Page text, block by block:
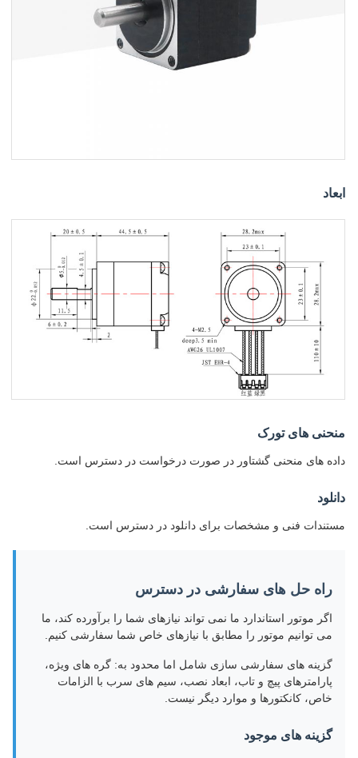
ابعاد
منحنی های تورک
داده های منحنی گشتاور در صورت درخواست در دسترس است.
دانلود
مستندات فنی و مشخصات برای دانلود در دسترس است.
راه حل های سفارشی در دسترس
اگر موتور استاندارد ما نمی تواند نیازهای شما را برآورده کند، ما
می توانیم موتور را مطابق با نیازهای خاص شما سفارشی کنیم.
گزینه های سفارشی سازی شامل اما محدود به: گره های ویژه،
پارامترهای پیچ و تاب، ابعاد نصب، سیم های سرب با الزامات
خاص، کانکتورها و موارد دیگر نیست.
گزینه های موجود